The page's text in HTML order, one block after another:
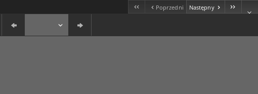
Poprzedni Następny